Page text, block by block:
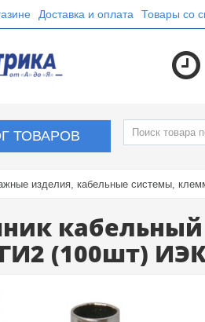
Доставка и оплата Товары со
ТОВАРОВ
изделия, кабельные системы,
(100шт)